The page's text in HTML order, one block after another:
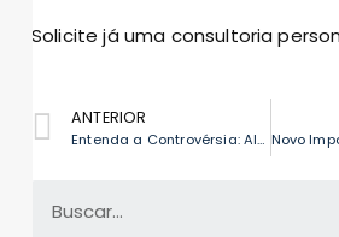
Solicite já uma consultoria
ANTERIOR
Entenda a Controvérsia: Alíquota Zero de IPI para Empresas do Simples Nacional